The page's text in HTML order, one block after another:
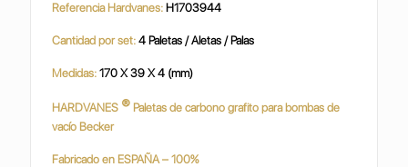
Referencia Hardvanes: H1703944
Cantidad por set: 4 Paletas / Aletas / Palas
Medidas:170 X 39 X 4 (mm)
HARDVANES ® Paletas de carbono grafito para bombas de
vacío Becker
Fabricado en ESPAÑA – 100%